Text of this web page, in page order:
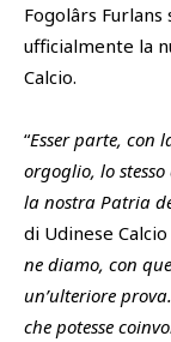
Fogolârs
ufficialmente la
Calcio.
“Esser parte, con
orgoglio, lo
la nostra Patria
di Udinese Calcio
ne diamo, con
un’ulteriore
che potesse